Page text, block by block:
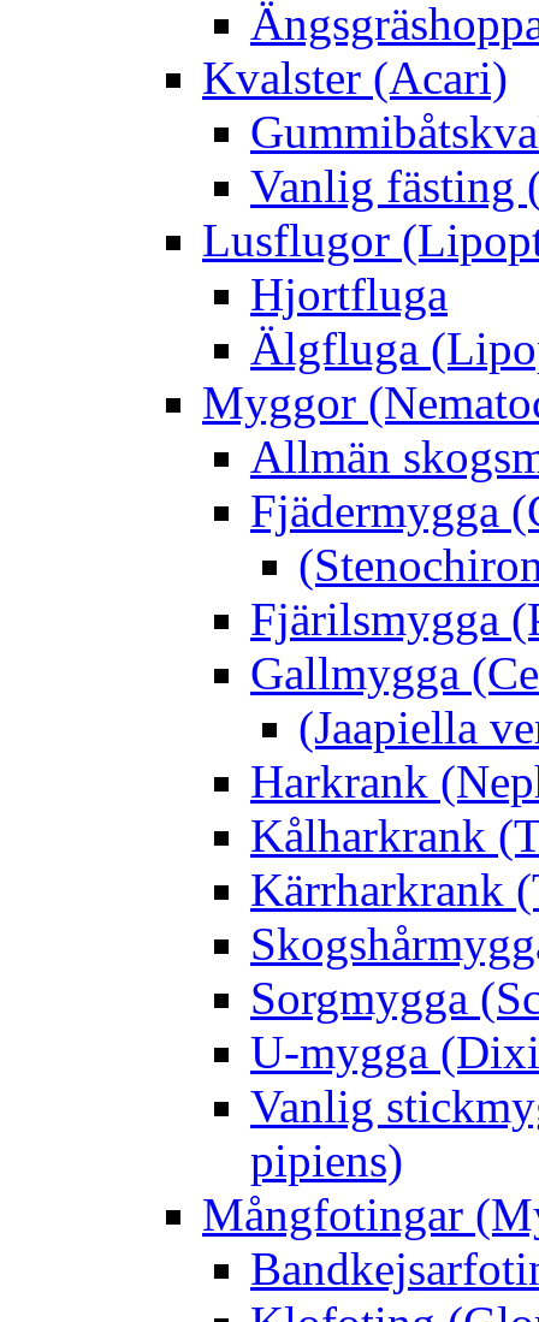
Kvalster (Acari)
Vanlig fästing
Lusflugor
Hjortfluga
Älgfluga
Myggor
Allmän
Fjädermygga
Fjärilsmygga
Gallmygga
(Jaapiella
Harkrank
Kålharkrank
Kärrharkrank
Sorgmygga
U-mygga
Vanlig
pipiens)
Mångfotingar